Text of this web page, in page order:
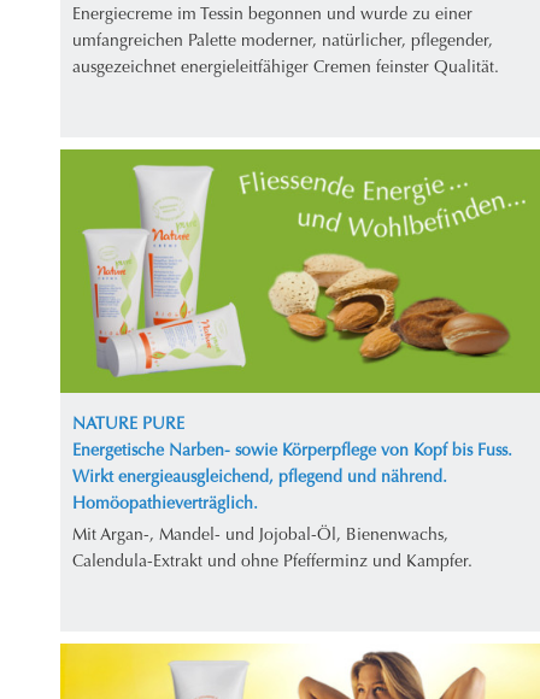
Energiecreme im Tessin begonnen und wurde zu einer
umfangreichen Palette moderner, natürlicher, pflegender,
ausgezeichnet energieleitfähiger Cremen feinster Qualität.
NATURE PURE
Energetische Narben- sowie Körperpflege von Kopf bis Fuss.
Wirkt energieausgleichend, pflegend und nährend.
Homöopathieverträglich.
Mit Argan-, Mandel- und Jojobal-Öl, Bienenwachs,
Calendula-Extrakt und ohne Pfefferminz und Kampfer.